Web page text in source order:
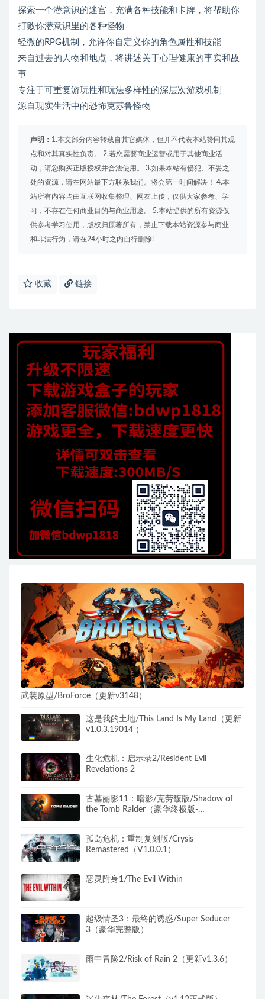
探索一个潜意识的迷宫，充满各种技能和卡牌，将帮助你
打败你潜意识里的各种怪物
轻微的RPG机制，允许你自定义你的角色属性和技能
来自过去的人物和地点，将讲述关于心理健康的事实和故
事
专注于可重复游玩性和玩法多样性的深层次游戏机制
源自现实生活中的恐怖克苏鲁怪物
声明： 1.本文部分内容转载自其它媒体，但并不代表本站赞同其观
点和对其真实性负责。 2.若您需要商业运营或用于其他商业活
动，请您购买正版授权并合法使用。 3.如果本站有侵犯、不妥之
处的资源，请在网站最下方联系我们。将会第一时间解决！ 4.本
站所有内容均由互联网收集整理、网友上传，仅供大家参考、学
习，不存在任何商业目的与商业用途。 5.本站提供的所有资源仅
供参考学习使用，版权归原著所有，禁止下载本站资源参与商业
和非法行为，请在24小时之内自行删除!
收藏 链接
武装原型/BroForce（更新v3148）
这是我的土地/This Land Is My Land（更新
v1.0.3.19014 ）
生化危机：启示录2/Resident Evil
Revelations 2
古墓丽影11：暗影/克劳馥版/Shadow of
the Tomb Raider（豪华终极版-
孤岛危机：重制复刻版/Crysis
Remastered（V1.0.0.1）
恶灵附身1/The Evil Within
超级情圣3：最终的诱惑/Super Seducer
3（豪华完整版）
雨中冒险2/Risk of Rain 2（更新v1.3.6）